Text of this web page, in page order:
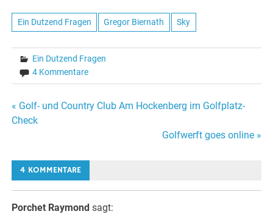
Ein Dutzend Fragen Gregor Biernath Sky
Ein Dutzend Fragen
4 Kommentare
Beitragsnavigation
« Golf- und Country Club Am Hockenberg im Golfplatz-
Check
Golfwerft goes online »
4 KOMMENTARE
Porchet Raymond sagt: